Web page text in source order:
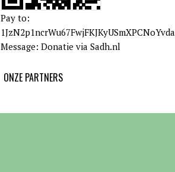
Pay to:
1JzN2p1ncrWu67FwjFKJKyUSmXPCNoYvda
Message: Donatie via Sadh.nl
ONZE PARTNERS